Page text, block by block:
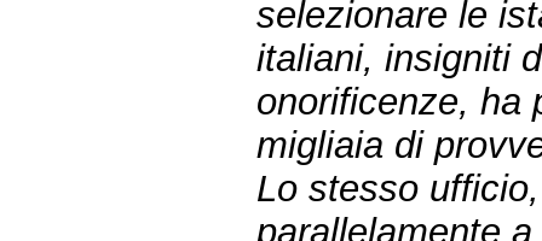
selezionare le
italiani, insigniti
onorificenze, ha
migliaia di
Lo stesso
parallelamente